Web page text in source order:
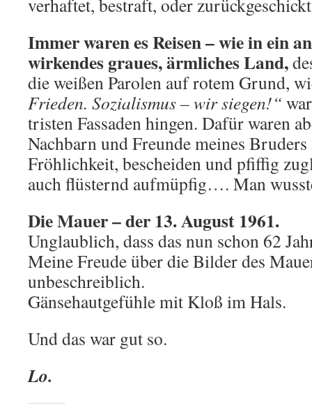
verhaftet, bestraft, oder
Immer waren es Reisen – wie in ein
wirkendes graues, ärmliches Land,
die weißen Parolen auf rotem Grund,
Frieden. Sozialismus – wir siegen!“
tristen Fassaden hingen. Dafür waren
Nachbarn und Freunde meines
Fröhlichkeit, bescheiden und pfiffig
auch flüsternd aufmüpfig…. Man
Die Mauer – der 13. August 1961.
Unglaublich, dass das nun schon 62
Meine Freude über die Bilder des
unbeschreiblich.
Gänsehautgefühle mit Kloß im Hals.
Und das war gut so.
Lo.